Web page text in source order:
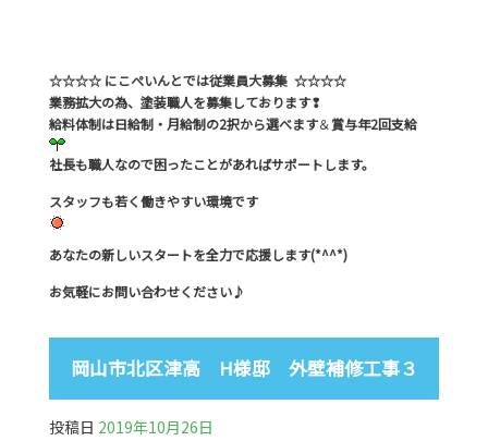
☆☆☆☆ にこぺいんとでは従業員大募集 ☆☆☆☆
業務拡大の為、塗装職人を募集しております❢
給料体制は日給制・月給制の2択から選べます＆賞与年2回支給
社長も職人なので困ったことがあればサポートします。
スタッフも若く働きやすい環境です
あなたの新しいスタートを全力で応援します(*^^*)
お気軽にお問い合わせください♪
岡山市北区津高 H様邸 外壁補修工事３
投稿日 2019年10月26日